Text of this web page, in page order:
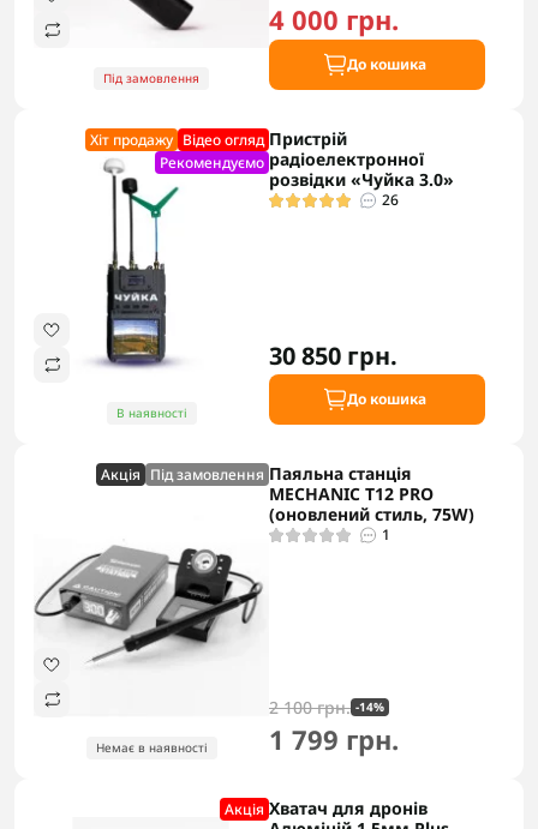
Під замовлення
4 000 грн.
До кошика
Хіт продажу Відео огляд
Рекомендуємо
В наявності
Пристрій
радіоелектронної
розвідки «Чуйка 3.0»
26
30 850 грн.
До кошика
Акцiя Під замовлення
Немає в наявності
Паяльна станція
MECHANIC T12 PRO
(оновлений стиль, 75W)
1
2 100 грн. -14%
1 799 грн.
Акцiя Хватач для дронів